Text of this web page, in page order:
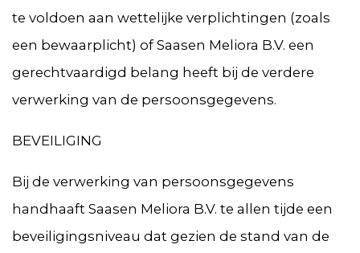
te voldoen aan wettelijke verplichtingen (zoals
een bewaarplicht) of Saasen Meliora B.V. een
gerechtvaardigd belang heeft bij de verdere
verwerking van de persoonsgegevens.
BEVEILIGING
Bij de verwerking van persoonsgegevens
handhaaft Saasen Meliora B.V. te allen tijde een
beveiligingsniveau dat gezien de stand van de